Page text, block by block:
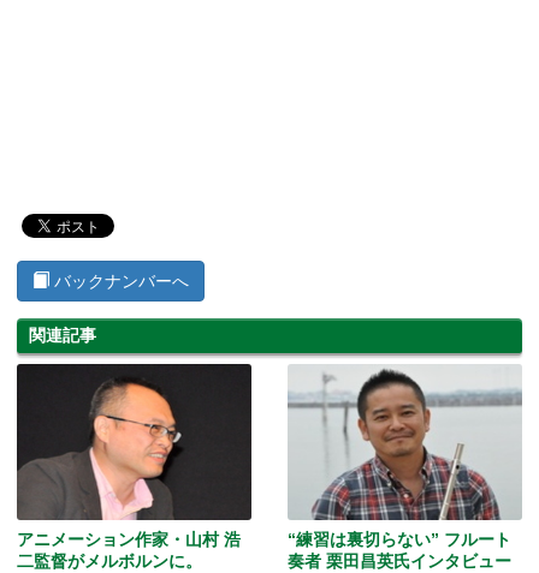
バックナンバーへ
関連記事
アニメーション作家・山村 浩
二監督がメルボルンに。
“練習は裏切らない” フルート
奏者 栗田昌英氏インタビュー